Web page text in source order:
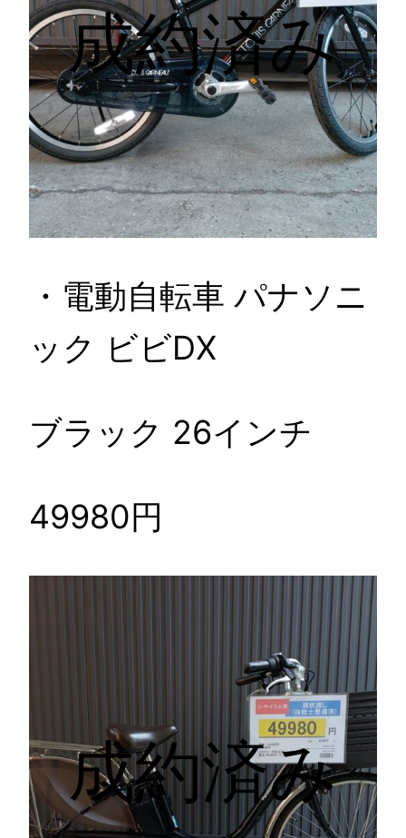
成約済み
・電動自転車 パナソニ
ック ビビDX
ブラック 26インチ
49980円
成約済み